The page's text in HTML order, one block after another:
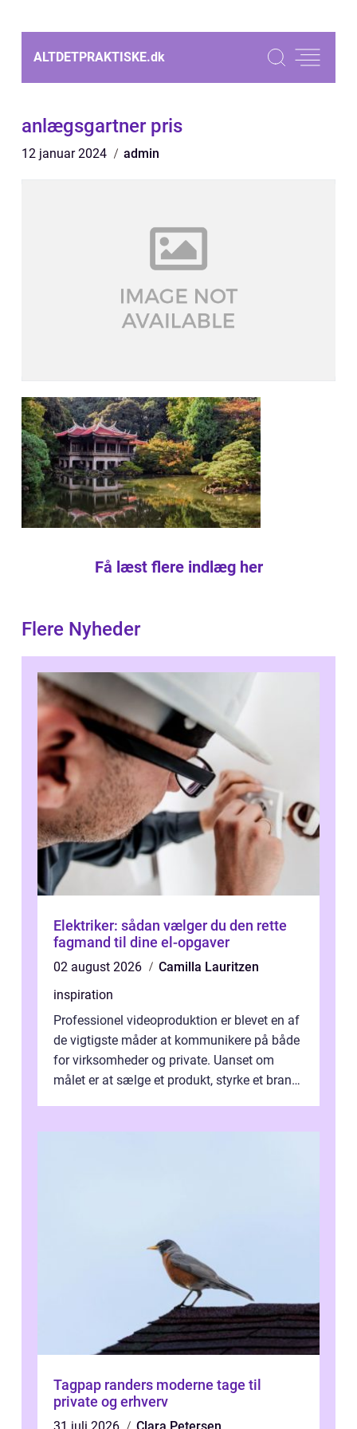
ALTDETPRAKTISKE.dk
anlægsgartner pris
12 januar 2024 admin
Få læst flere indlæg her
Flere Nyheder
Elektriker: sådan vælger du den rette
fagmand til dine el-opgaver
02 august 2026
Camilla Lauritzen
inspiration
Professionel videoproduktion er blevet en af
de vigtigste måder at kommunikere på både
for virksomheder og private. Uanset om
målet er at sælge et produkt, styrke et brand,
Tagpap randers moderne tage til
private og erhverv